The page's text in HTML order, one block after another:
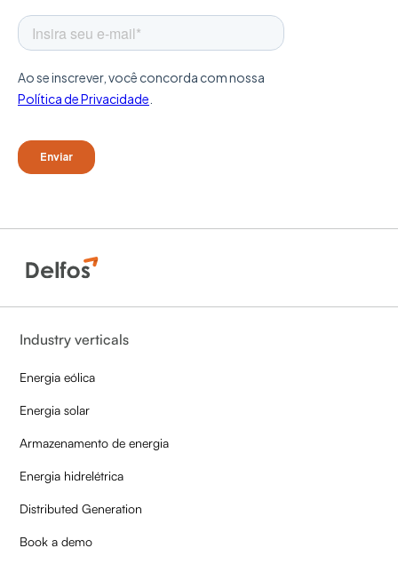
Industry verticals
Energia eólica
Energia solar
Armazenamento de energia
Energia hidrelétrica
Distributed Generation
Book a demo